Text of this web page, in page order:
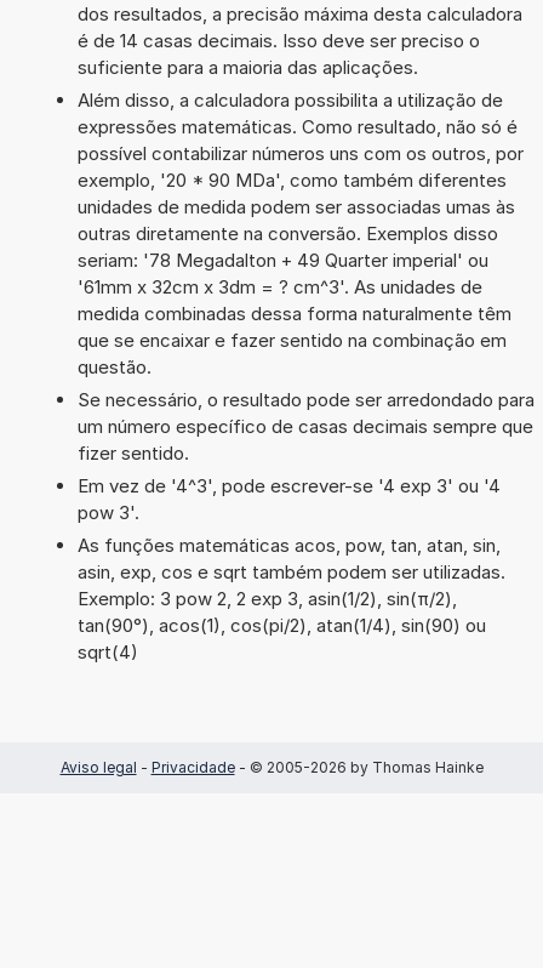
dos resultados, a precisão máxima desta calculadora
é de 14 casas decimais. Isso deve ser preciso o
suficiente para a maioria das aplicações.
Além disso, a calculadora possibilita a utilização de
expressões matemáticas. Como resultado, não só é
possível contabilizar números uns com os outros, por
exemplo, '20 * 90 MDa', como também diferentes
unidades de medida podem ser associadas umas às
outras diretamente na conversão. Exemplos disso
seriam: '78 Megadalton + 49 Quarter imperial' ou
'61mm x 32cm x 3dm = ? cm^3'. As unidades de
medida combinadas dessa forma naturalmente têm
que se encaixar e fazer sentido na combinação em
questão.
Se necessário, o resultado pode ser arredondado para
um número específico de casas decimais sempre que
fizer sentido.
Em vez de '4^3', pode escrever-se '4 exp 3' ou '4
pow 3'.
As funções matemáticas acos, pow, tan, atan, sin,
asin, exp, cos e sqrt também podem ser utilizadas.
Exemplo: 3 pow 2, 2 exp 3, asin(1/2), sin(π/2),
tan(90°), acos(1), cos(pi/2), atan(1/4), sin(90) ou
sqrt(4)
Aviso legal - Privacidade- © 2005-2026 by Thomas Hainke